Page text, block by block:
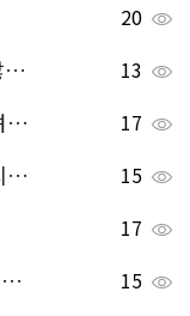
20
ACE 손해보험 보험 상품 어떤게 괜찮은가요? 13
관공서 알바 공고 뜨면 바로 지원하려고 하는데, 관공서 알바 공고는 어디서 확인할 수 있나요? 17
여주 토지매매 매물 찾고 싶은데 어디서 알아볼 수 있나요^^ 15
17
피아노학원 매매 알아보려고 하는데 베토벤컨설팅 사이트 말고 다른 사이트 또 없을까요~ 15